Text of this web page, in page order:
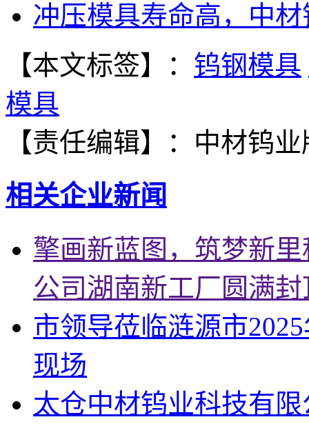
冲压模具寿命高，中
【本文标签】： 钨钢模具
模具
【责任编辑】： 中材钨业
相关企业新闻
擎画新蓝图，筑梦新
公司湖南新工厂圆满封
市领导莅临涟源市
现场
太仓中材钨业科技有